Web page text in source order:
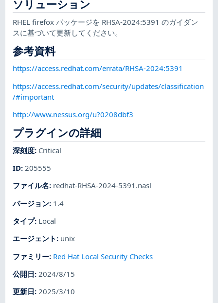
ソリューション
RHEL firefox パッケージを RHSA-2024:5391 のガイダン
スに基づいて更新してください。
参考資料
https://access.redhat.com/errata/RHSA-2024:5391
https://access.redhat.com/security/updates/classification
/#important
http://www.nessus.org/u?0208dbf3
プラグインの詳細
深刻度: Critical
ID:205555
ファイル名: redhat-RHSA-2024-5391.nasl
バージョン: 1.4
タイプ: Local
エージェント : unix
ファミリー: Red Hat Local Security Checks
公開日: 2024/8/15
更新日:2025/3/10